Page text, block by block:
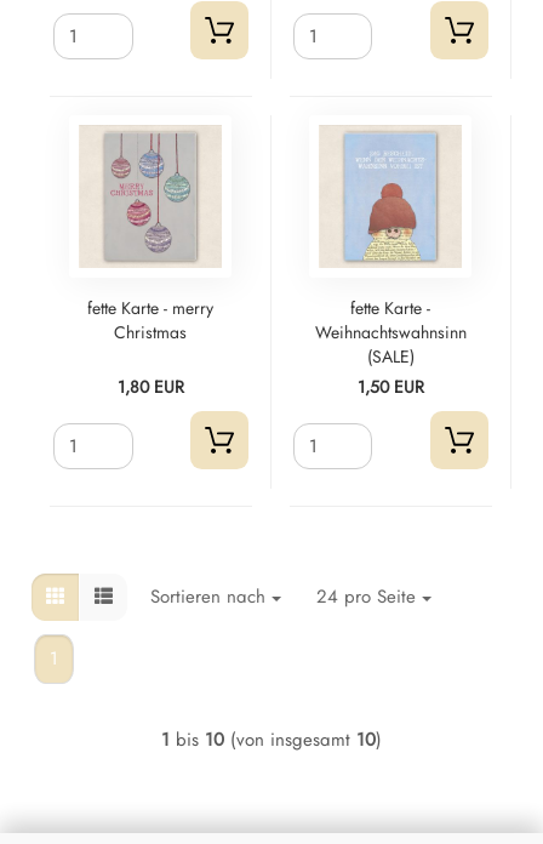
fette Karte - merry
Christmas
1,80 EUR
fette Karte -
Weihnachtswahnsinn
(SALE)
1,50 EUR
Sortieren nach 24 pro Seite
1
1 bis 10 (von insgesamt 10)